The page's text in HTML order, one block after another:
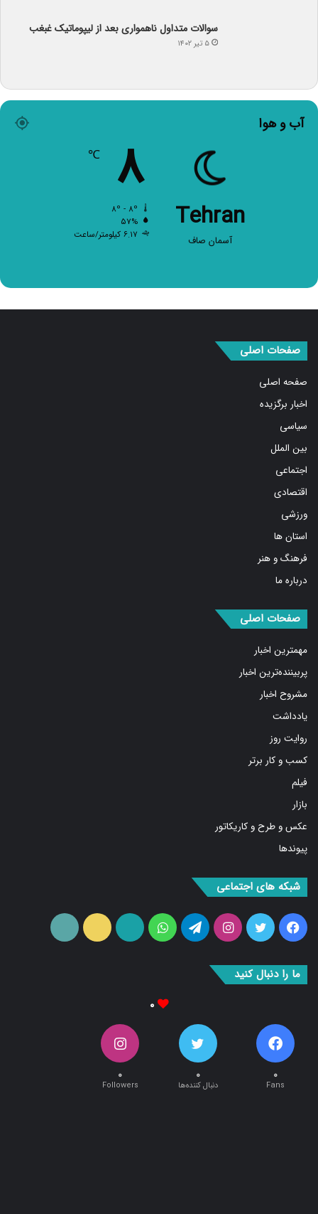
۵ تیر ۱۴۰۲
آب و هوا
Tehran
آسمان صاف
۸
۸º - ۸º
۶.۱۷ کیلومتر/ساعت
صفحه اصلی
اخبار برگزیده
سیاسی
بین الملل
اجتماعی
اقتصادی
ورزشی
استان ها
فرهنگ و هنر
درباره ما
مهمترین اخبار
پربیننده‌ترین اخبار
مشروح اخبار
یادداشت
روایت روز
کسب و کار برتر
فیلم
بازار
عکس و طرح و کاریکاتور
پیوندها
بوک
آپ
۰
Fans
۰
دنبال کننده‌ها
۰
Followers